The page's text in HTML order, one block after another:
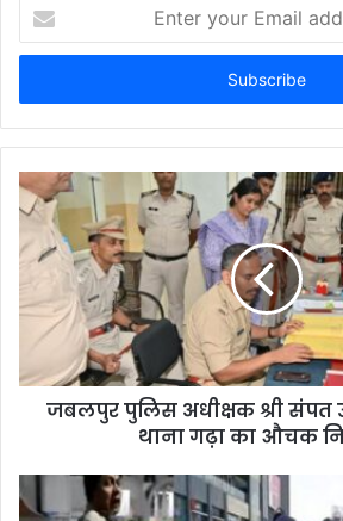
t
r
y
u
r
m
i
d
s
जबलपुर पुलिस अधीक्षक श्री संपत
थाना गढ़ा का औचक